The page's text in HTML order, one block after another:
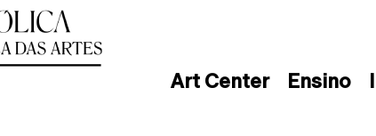
Art Center Ensino